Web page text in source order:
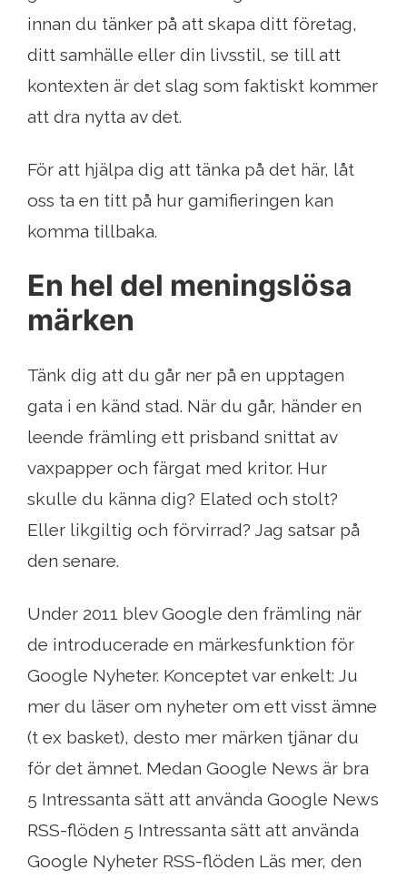
innan du tänker på att skapa ditt företag,
ditt samhälle eller din livsstil, se till att
kontexten är det slag som faktiskt kommer
att dra nytta av det.
För att hjälpa dig att tänka på det här, låt
oss ta en titt på hur gamifieringen kan
komma tillbaka.
En hel del meningslösa
märken
Tänk dig att du går ner på en upptagen
gata i en känd stad. När du går, händer en
leende främling ett prisband snittat av
vaxpapper och färgat med kritor. Hur
skulle du känna dig? Elated och stolt?
Eller likgiltig och förvirrad? Jag satsar på
den senare.
Under 2011 blev Google den främling när
de introducerade en märkesfunktion för
Google Nyheter. Konceptet var enkelt: Ju
mer du läser om nyheter om ett visst ämne
(t ex basket), desto mer märken tjänar du
för det ämnet. Medan Google News är bra
5 Intressanta sätt att använda Google News
RSS-flöden 5 Intressanta sätt att använda
Google Nyheter RSS-flöden Läs mer, den